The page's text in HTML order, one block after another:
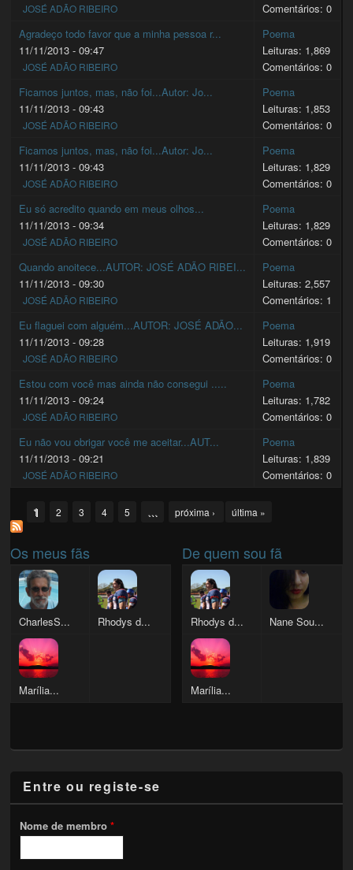
JOSÉ ADÃO RIBEIRO
Comentários: 0
Agradeço todo favor que a minha pessoa r...
11/11/2013 - 09:47
JOSÉ ADÃO RIBEIRO
Poema
Leituras: 1,869
Comentários: 0
Ficamos juntos, mas, não foi...Autor: Jo...
11/11/2013 - 09:43
JOSÉ ADÃO RIBEIRO
Poema
Leituras: 1,853
Comentários: 0
Ficamos juntos, mas, não foi...Autor: Jo...
11/11/2013 - 09:43
JOSÉ ADÃO RIBEIRO
Poema
Leituras: 1,829
Comentários: 0
Eu só acredito quando em meus olhos...
11/11/2013 - 09:34
JOSÉ ADÃO RIBEIRO
Poema
Leituras: 1,829
Comentários: 0
Quando anoitece...AUTOR: JOSÉ ADÃO RIBEI...
11/11/2013 - 09:30
JOSÉ ADÃO RIBEIRO
Poema
Leituras: 2,557
Comentários: 1
Eu flaguei com alguém...AUTOR: JOSÉ ADÃO...
11/11/2013 - 09:28
JOSÉ ADÃO RIBEIRO
Poema
Leituras: 1,919
Comentários: 0
Estou com você mas ainda não consegui .....
11/11/2013 - 09:24
JOSÉ ADÃO RIBEIRO
Poema
Leituras: 1,782
Comentários: 0
Eu não vou obrigar você me aceitar...AUT...
11/11/2013 - 09:21
JOSÉ ADÃO RIBEIRO
Poema
Leituras: 1,839
Comentários: 0
Pages
1 2 3 4 5 … próxima › última »
Os meus fãs
CharlesS... Rhodys d...
Marília...
De quem sou fã
Rhodys d... Nane Sou...
Marília...
Entre ou registe-se
Nome de membro*